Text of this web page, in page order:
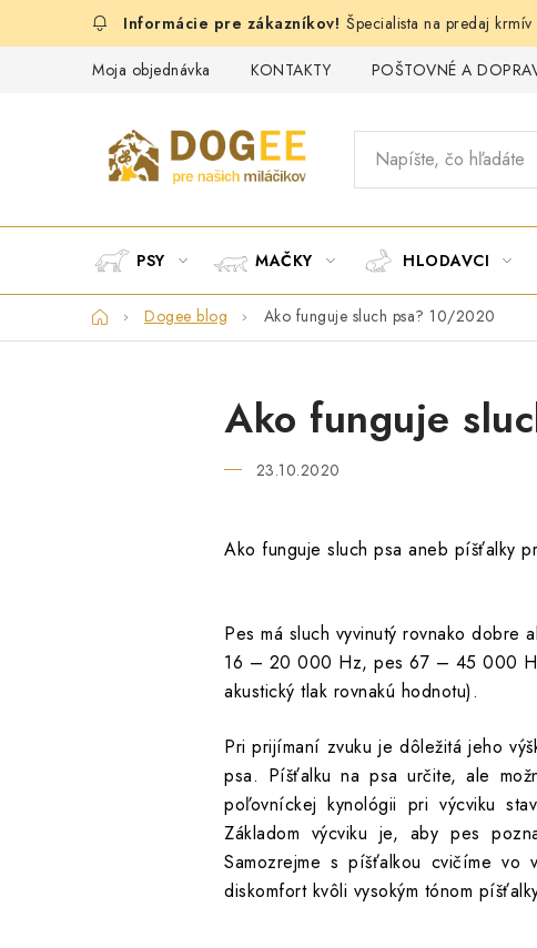
Špecialista na predaj
Moja objednávka KONTAKTY POŠTOVNÉ A
PSY MAČKY HLODAVCI
DomovDogee blog Ako funguje sluch psa? 10/2020
Ako funguje
23.10.2020
Ako funguje sluch psa aneb píšťalky
Pes má sluch vyvinutý rovnako
16 – 20 000 Hz, pes 67 – 45 000
akustický tlak rovnakú hodnotu).
Pri prijímaní zvuku je dôležitá jeho
psa. Píšťalku na psa určite, ale
poľovníckej kynológii pri výcviku
Základom výcviku je, aby pes
Samozrejme s píšťalkou cvičíme vo
diskomfort kvôli vysokým tónom